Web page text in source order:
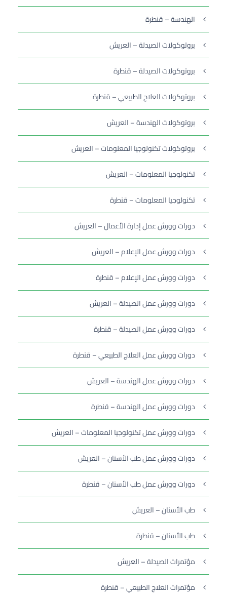
الهندسة – قنطرة
بروتوكولات الصيدلة – العريش
بروتوكولات الصيدلة – قنطرة
بروتوكولات العلاج الطبيعي – قنطرة
بروتوكولات الهندسة – العريش
بروتوكولات تكنولوجيا المعلومات – العريش
تكنولوجيا المعلومات – العريش
تكنولوجيا المعلومات – قنطرة
دورات وورش عمل إدارة الأعمال – العريش
دورات وورش عمل الإعلام – العريش
دورات وورش عمل الإعلام – قنطرة
دورات وورش عمل الصيدلة – العريش
دورات وورش عمل الصيدلة – قنطرة
دورات وورش عمل العلاج الطبيعي – قنطرة
دورات وورش عمل الهندسة – العريش
دورات وورش عمل الهندسة – قنطرة
دورات وورش عمل تكنولوجيا المعلومات – العريش
دورات وورش عمل طب الأسنان – العريش
دورات وورش عمل طب الأسنان – قنطرة
طب الأسنان – العريش
طب الأسنان – قنطرة
مؤتمرات الصيدلة – العريش
مؤتمرات العلاج الطبيعي – قنطرة